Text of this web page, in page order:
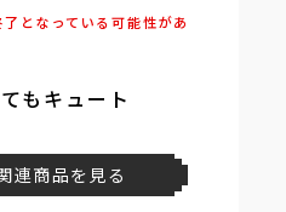
となっている可能性があ
もキュート
連商品を見る